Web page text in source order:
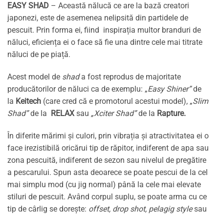
EASY SHAD – Această nălucă ce are la bază creatori
japonezi, este de asemenea nelipsită din partidele de
pescuit. Prin forma ei, fiind inspirația multor branduri de
năluci, eficiența ei o face să fie una dintre cele mai titrate
năluci de pe piață.
Acest model de shada fost reprodus de majoritate
producătorilor de năluci ca de exemplu: „Easy Shiner”de
la Keitech (care cred că e promotorul acestui model), „Slim
Shad”de la RELAXsau „Xciter Shad”de la Rapture.
În diferite mărimi și culori, prin vibrația și atractivitatea ei o
face irezistibilă oricărui tip de răpitor, indiferent de apa sau
zona pescuită, indiferent de sezon sau nivelul de pregătire
a pescarului. Spun asta deoarece se poate pescui de la cel
mai simplu mod (cu jig normal) până la cele mai elevate
stiluri de pescuit. Având corpul suplu, se poate arma cu ce
tip de cârlig se dorește: offset, drop shot, pelagig stylesau